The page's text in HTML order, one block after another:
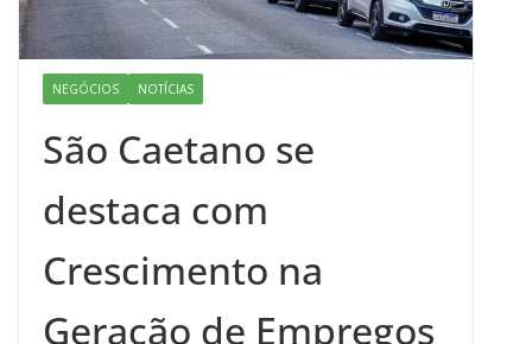
NEGÓCIOS NOTÍCIAS
São Caetano se
destaca com
Crescimento na
Geração de Empregos